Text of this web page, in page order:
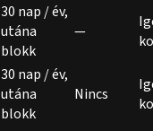
30 nap / év,
utána
blokk
—
30 nap / év,
utána
blokk
Nincs